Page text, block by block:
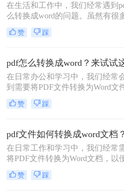
在生活和工作中，我们经常遇到
么转换成word的问题。虽然有很
换方法，但大多数人往往会感到
和不知所措。今天，我将分享一
转换成可编辑的Word文档。
赞 踩
在日常办公和学习中，我们经常
到需要将PDF文件转换为Word文
情况。PDF格式的文档常常具有固
布局和格式的优点，但在对文本
解决pdf怎么转换成word问题，本
介绍三种简单有效的方法，帮助
松将PDF转换为可编辑的Word文
赞 踩
在日常工作和学习中，我们经常
将PDF文件转换为Word文档，以
行编辑、修改或格式化。
PDF（Portable Document Format）
赞 踩